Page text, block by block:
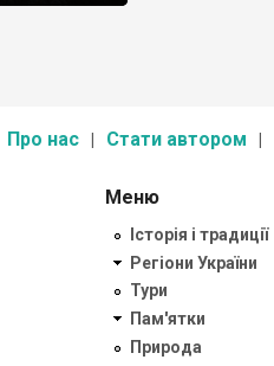
Про нас Стати автором
Меню
Історія і традиції
Регіони України
Тури
Пам'ятки
Природа